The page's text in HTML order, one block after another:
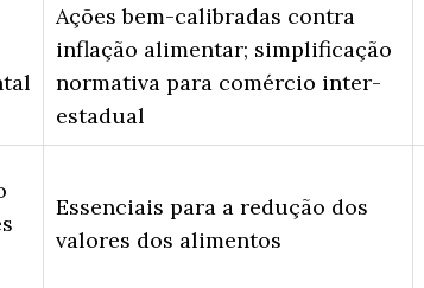
Ações bem-calibradas contra
inflação alimentar; simplificação
normativa para comércio inter-
estadual
Essenciais para a redução dos
valores dos alimentos